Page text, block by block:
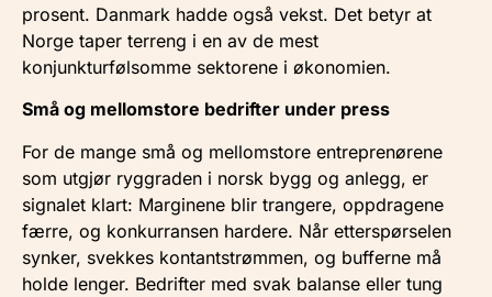
prosent. Danmark hadde også vekst. Det betyr at
Norge taper terreng i en av de mest
konjunkturfølsomme sektorene i økonomien.
Små og mellomstore bedrifter under press
For de mange små og mellomstore entreprenørene
som utgjør ryggraden i norsk bygg og anlegg, er
signalet klart: Marginene blir trangere, oppdragene
færre, og konkurransen hardere. Når etterspørselen
synker, svekkes kontantstrømmen, og bufferne må
holde lenger. Bedrifter med svak balanse eller tung